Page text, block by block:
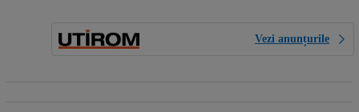
Vezi anunțurile